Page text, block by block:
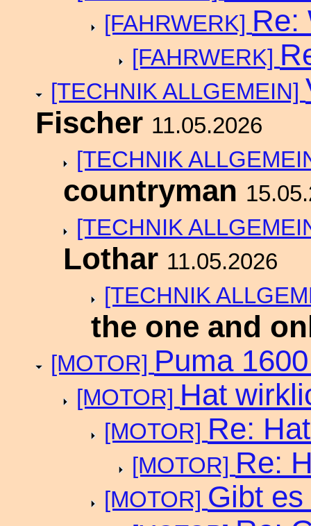
[FAHRWERK] Re:
[FAHRWERK]
[TECHNIK ALLGEMEIN]
Fischer 11.05.2026
[TECHNIK
countryman
[TECHNIK
Lothar 11.05.2026
[TECHNIK
the one and
[MOTOR] Puma
[MOTOR] Hat
[MOTOR] Re:
[MOTOR] Re:
[MOTOR] Gibt